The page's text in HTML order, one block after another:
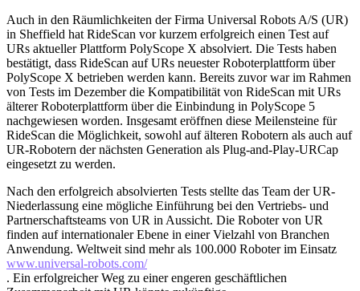
Auch in den Räumlichkeiten der Firma Universal Robots A/S (UR)
in Sheffield hat RideScan vor kurzem erfolgreich einen Test auf
URs aktueller Plattform PolyScope X absolviert. Die Tests haben
bestätigt, dass RideScan auf URs neuester Roboterplattform über
PolyScope X betrieben werden kann. Bereits zuvor war im Rahmen
von Tests im Dezember die Kompatibilität von RideScan mit URs
älterer Roboterplattform über die Einbindung in PolyScope 5
nachgewiesen worden. Insgesamt eröffnen diese Meilensteine für
RideScan die Möglichkeit, sowohl auf älteren Robotern als auch auf
UR-Robotern der nächsten Generation als Plug-and-Play-URCap
eingesetzt zu werden.
Nach den erfolgreich absolvierten Tests stellte das Team der UR-
Niederlassung eine mögliche Einführung bei den Vertriebs- und
Partnerschaftsteams von UR in Aussicht. Die Roboter von UR
finden auf internationaler Ebene in einer Vielzahl von Branchen
Anwendung. Weltweit sind mehr als 100.000 Roboter im Einsatz
www.universal-robots.com/
. Ein erfolgreicher Weg zu einer engeren geschäftlichen